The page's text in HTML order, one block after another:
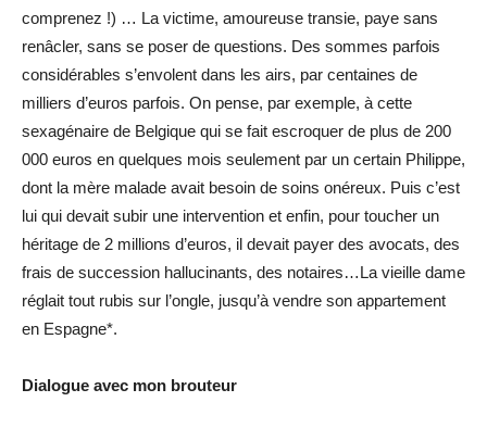
comprenez !) … La victime, amoureuse transie, paye sans
renâcler, sans se poser de questions. Des sommes parfois
considérables s’envolent dans les airs, par centaines de
milliers d’euros parfois. On pense, par exemple, à cette
sexagénaire de Belgique qui se fait escroquer de plus de 200
000 euros en quelques mois seulement par un certain Philippe,
dont la mère malade avait besoin de soins onéreux. Puis c’est
lui qui devait subir une intervention et enfin, pour toucher un
héritage de 2 millions d’euros, il devait payer des avocats, des
frais de succession hallucinants, des notaires…La vieille dame
réglait tout rubis sur l’ongle, jusqu’à vendre son appartement
en Espagne*.
Dialogue avec mon brouteur